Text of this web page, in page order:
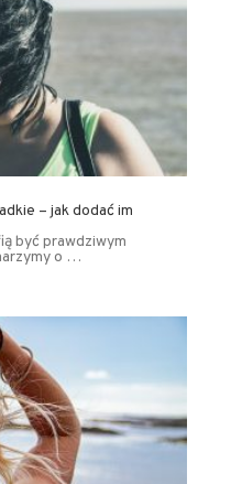
– jak dodać im
być prawdziwym
o …